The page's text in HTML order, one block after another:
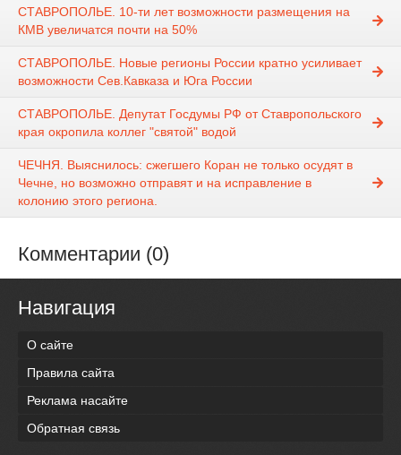
СТАВРОПОЛЬЕ. 10-ти лет возможности размещения на
КМВ увеличатся почти на 50%
СТАВРОПОЛЬЕ. Новые регионы России кратно усиливает
возможности Сев.Кавказа и Юга России
СТАВРОПОЛЬЕ. Депутат Госдумы РФ от Ставропольского
края окропила коллег "святой" водой
ЧЕЧНЯ. Выяснилось: сжегшего Коран не только осудят в
Чечне, но возможно отправят и на исправление в
колонию этого региона.
Комментарии (0)
Навигация
О сайте
Правила сайта
Реклама насайте
Обратная связь